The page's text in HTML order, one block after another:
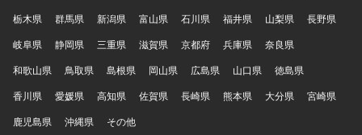
栃木県
群馬県 新潟県 富山県 石川県 福井県 山梨県
長野県
岐阜県
静岡県 三重県 滋賀県 京都府 兵庫県
奈良県
和歌山県
鳥取県 島根県 岡山県 広島県 山口県
徳島県
香川県
愛媛県 高知県 佐賀県 長崎県 熊本県 大分県
宮崎県
鹿児島県
沖縄県 その他